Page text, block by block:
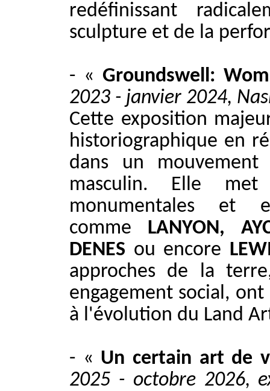
redéfinissant
sculpture et de la
- « Groundswell:
2023 - janvier 2024,
Cette exposition
historiographique en
dans un
masculin. Elle
monumentales et
comme LANYON,
DENES ou encore
approches de la
engagement social,
à l'évolution du Land
- « Un certain art de
2025 - octobre 2026,